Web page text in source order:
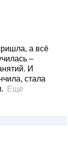
а всё
–
И
стала
Ещё